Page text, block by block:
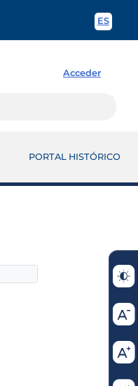
ES
Acceder
PORTAL HISTÓRICO